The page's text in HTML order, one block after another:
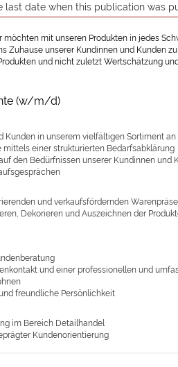
last date when this publication was
mit unseren Produkten in jedes
Zuhause unserer Kundinnen und Kunden
und nicht zuletzt Wertschätzung
(w/m/d)
Kunden in unserem vielfältigen Sortiment
mittels einer strukturierten Bedarfsabklärung
den Bedürfnissen unserer Kundinnen und
und verkaufsfördernden
Dekorieren und Auszeichnen der
und einer professionellen und
freundliche Persönlichkeit
im Bereich Detailhandel
Kundenorientierung